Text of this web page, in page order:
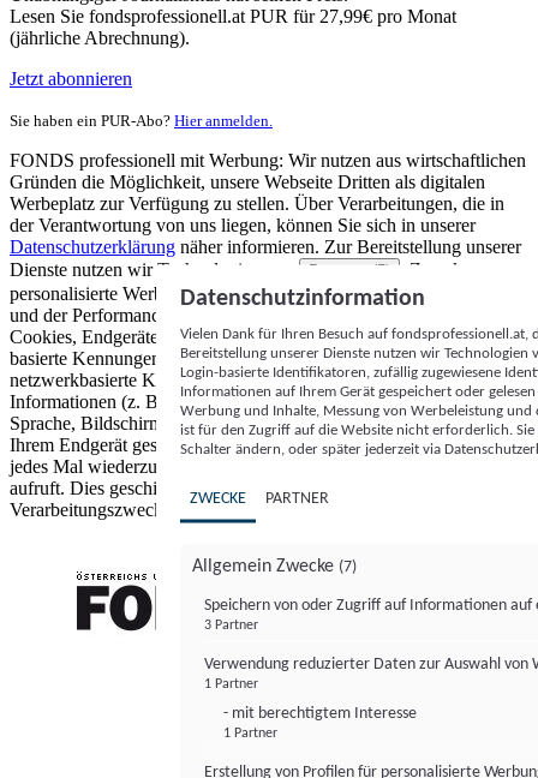
Lesen Sie fondsprofessionell.at PUR für 27,99€ pro Monat
(jährliche Abrechnung).
Jetzt abonnieren
Sie haben ein PUR-Abo? Hier anmelden.
FONDS professionell mit Werbung: Wir nutzen aus wirtschaftlichen
Gründen die Möglichkeit, unsere Webseite Dritten als digitalen
Werbeplatz zur Verfügung zu stellen. Über Verarbeitungen, die in
der Verantwortung von uns liegen, können Sie sich in unserer
Datenschutzerklärung näher informieren. Zur Bereitstellung unserer
Dienste nutzen wir Technologien von
Partnern (5)
. Zwecke:
personalisierte Werbung und Inhalte, Messung von Werbeleistung
und der Performance von Inhalten sowie Zielgruppenforschung.
Cookies, Endgeräte- oder ähnliche Online-Kennungen (z. B. login-
basierte Kennungen, zufällig generierte Kennungen,
netzwerkbasierte Kennungen) können zusammen mit anderen
Informationen (z. B. Browsertyp und Browserinformationen,
Sprache, Bildschirmgröße, unterstützte Technologien usw.) auf
Ihrem Endgerät gespeichert oder von dort ausgelesen werden, um es
jedes Mal wiederzuerkennen, wenn es eine App oder einer Webseite
aufruft. Dies geschieht für einen oder mehrere der hier aufgeführten
Verarbeitungszwecke.
Datenschutzinformation
Vielen Dank für Ihren Besuch auf
Bereitstellung unserer Dienste nutzen wir Technologien
Login-basierte Identifikatoren, zufällig zugewiesene
Informationen auf Ihrem Gerät gespeichert oder
Werbung und Inhalte, Messung von Werbeleistung
ist für den Zugriff auf die Website nicht erforderlich.
Schalter ändern, oder später jederzeit via
ZWECKE PARTNER
Allgemein Zwecke (7)
Speichern von oder Zugriff auf Informationen auf
3 Partner
Verwendung reduzierter Daten zur Auswahl von
1 Partner
- mit berechtigtem Interesse
1 Partner
Erstellung von Profilen für personalisierte
FONDS professionell